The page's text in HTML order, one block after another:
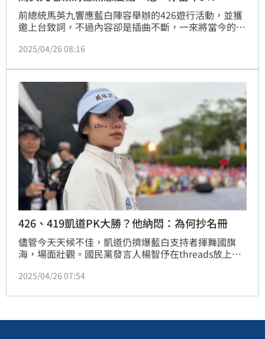
前總統馬英九響應藍白陣容舉辦的426遊行活動，並獲
邀上台致詞，不過內容卻是插曲不斷，一來將當今的大
演，不料卻被打臉。
2025/04/26 08:16
426、419凱道PK大勝？他納悶：為何抄名冊
儘管今天天候不佳，凱道仍擠爆藍白支持者揮舞國旗
海，場面壯觀。國民黨發言人楊智伃在threads放上綠
「人民的聲音」，炫耀藍營動員成功。卻被網友狂酸
2025/04/26 07:54